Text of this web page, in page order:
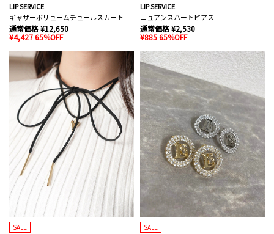
LIP SERVICE
ギャザーボリュームチュールスカート
通常価格 ¥12,650
¥4,427 65%OFF
LIP SERVICE
ニュアンスハートピアス
通常価格 ¥2,530
¥885 65%OFF
SALE SALE